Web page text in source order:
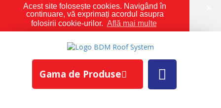
Acest site folosește cookies. Navigând în
continuare, vă exprimați acordul asupra
folosirii cookie-urilor. Află mai multe
Gama de Produse